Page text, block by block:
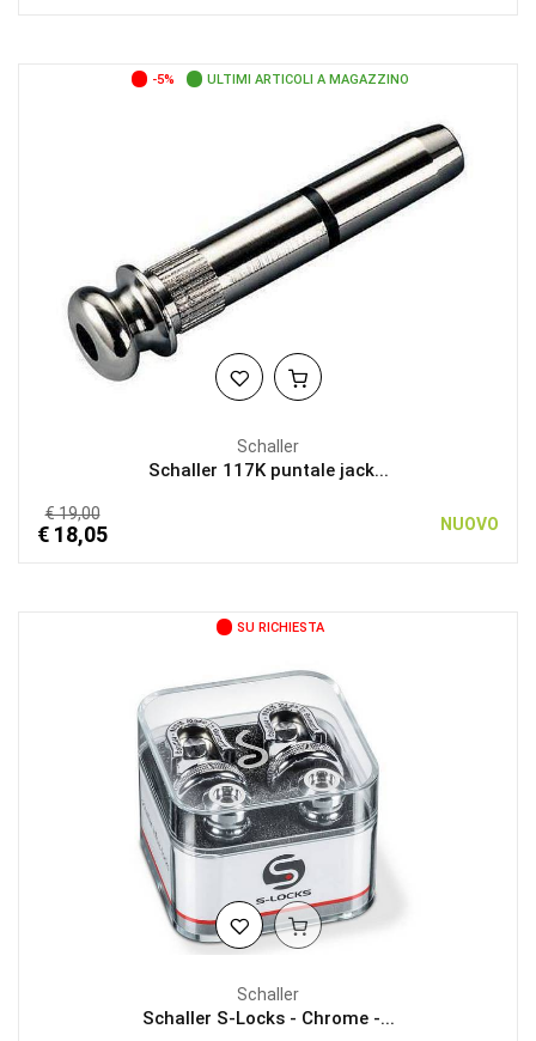
-5% ULTIMI ARTICOLI A MAGAZZINO
Schaller
Schaller 117K puntale jack...
€ 19,00
€ 18,05 NUOVO
SU RICHIESTA
Schaller
Schaller S-Locks - Chrome -...